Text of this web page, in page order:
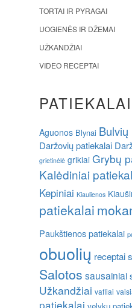
TORTAI IR PYRAGAI
UOGIENĖS IR DŽEMAI
UŽKANDŽIAI
VIDEO RECEPTAI
PATIEKALAI
Aguonos Blynai Bulvių
Daržovių patiekalai
grietinėlė grikiai Grybų
Kalėdiniai
Kepiniai Kiaulienos
patiekalai
Paukštienos patiekalai
obuolių receptai
Salotos sausainiai
Užkandžiai vafliai
patiekalai